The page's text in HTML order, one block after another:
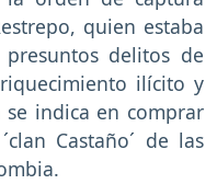
quien estaba
delitos de
ilícito y
indica en comprar
Castaño´ de las